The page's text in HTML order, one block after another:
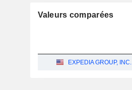
Valeurs comparées
EXPEDIA GROUP, INC.